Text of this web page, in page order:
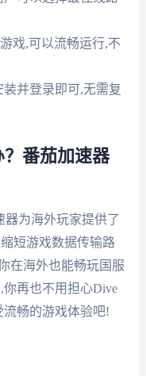
戏,可以流畅运行,不
并登录即可,无需复
番茄加速器
器为海外玩家提供了
短游戏数据传输路
在海外也能畅玩国服
再也不用担心Dive
畅的游戏体验吧!